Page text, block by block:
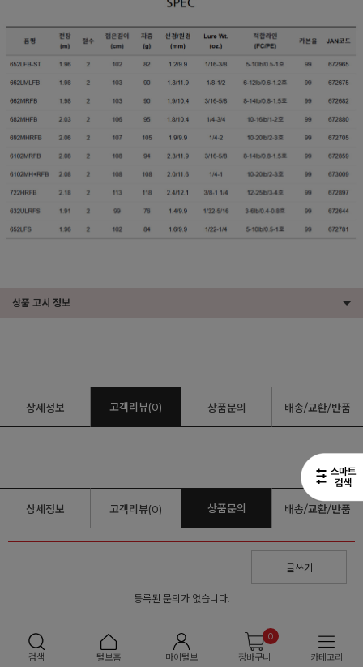
검색 털보홈 마이털보
0
장바구니
카테고리
상품 고시 정보
상세정보 고객리뷰(0) 상품문의 배송/교환/반품
상세정보 고객리뷰(0) 상품문의 배송/교환/반품
글쓰기
등록된 문의가 없습니다.